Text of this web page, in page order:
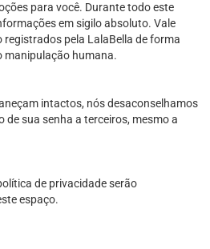
para você. Durante todo este
em sigilo absoluto. Vale
registrados pela LalaBella de forma
manipulação humana.
intactos, nós desaconselhamos
de sua senha a terceiros, mesmo a
de privacidade serão
espaço.